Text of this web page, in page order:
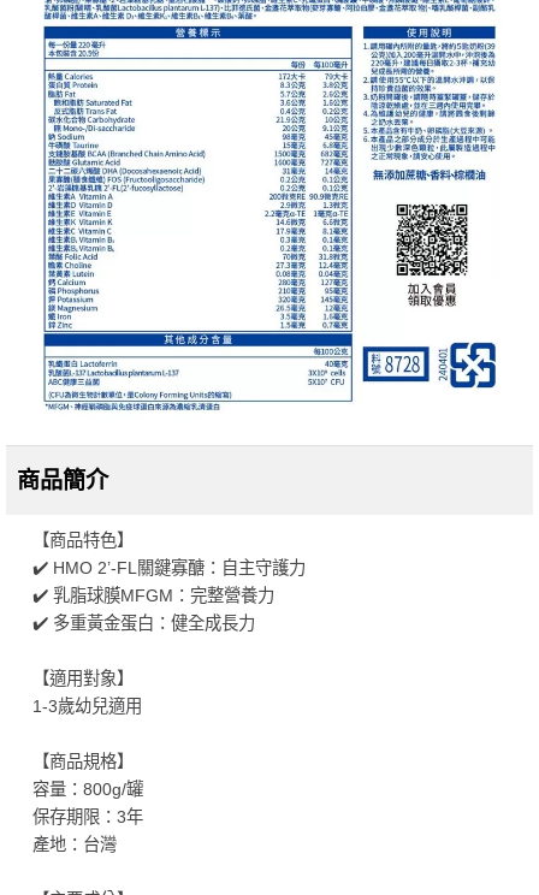
商品簡介
【商品特色】
✔️ HMO 2’-FL關鍵寡醣：自主守護力
✔️ 乳脂球膜MFGM：完整營養力
✔️ 多重黃金蛋白：健全成長力
【適用對象】
1-3歲幼兒適用
【商品規格】
容量：800g/罐
保存期限：3年
產地：台灣